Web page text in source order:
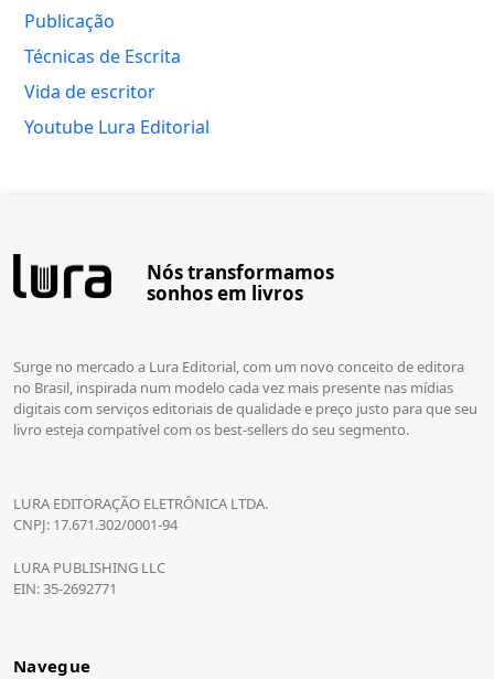
Publicação
Técnicas de Escrita
Vida de escritor
Youtube Lura Editorial
Nós transformamos
sonhos em livros
Surge no mercado a Lura Editorial, com um novo conceito de editora
no Brasil, inspirada num modelo cada vez mais presente nas mídias
digitais com serviços editoriais de qualidade e preço justo para que seu
livro esteja compatível com os best-sellers do seu segmento.
LURA EDITORAÇÃO ELETRÔNICA LTDA.
CNPJ: 17.671.302/0001-94
LURA PUBLISHING LLC
EIN: 35-2692771
Navegue